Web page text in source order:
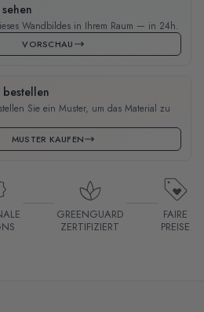
Wandbildes in Ihrem Raum — in 24h.
VORSCHAU
Sie ein Muster, um das Material zu
MUSTER KAUFEN
GREENGUARD
ZERTIFIZIERT
FAIRE
PREISE